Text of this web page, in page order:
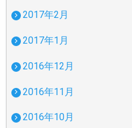
2017年2月
2017年1月
2016年12月
2016年11月
2016年10月